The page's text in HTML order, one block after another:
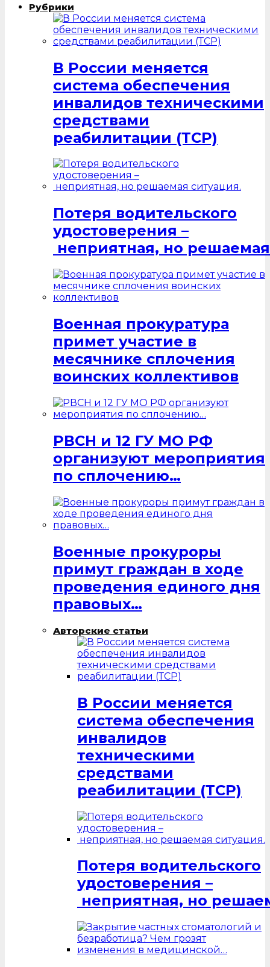
Рубрики
В России меняется
система обеспечения
инвалидов техническими
средствами
реабилитации (ТСР)
Потеря водительского
удостоверения –
неприятная, но
Военная прокуратура
примет участие в
месячнике сплочения
воинских коллективов
РВСН и 12 ГУ МО РФ
организуют мероприятия
по сплочению…
Военные прокуроры
примут граждан в ходе
проведения единого дня
правовых…
Авторские статьи
В России меняется
система обеспечения
инвалидов
техническими
средствами
реабилитации (ТСР)
Потеря водительского
удостоверения –
неприятная, но